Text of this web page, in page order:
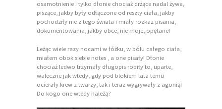
osamotnienie i tylko dłonie chociaż drżące nadal żywe,
piszące, jakby były odłączone od reszty ciała, jakby
pochodziły nie z tego świata i miały rozkaz pisania,
dokumentowania, jakby obce, nie moje, opętane!
Leżąc wiele razy nocami w łóżku, w bólu całego ciała,
miałem obok siebie notes , a one pisały! Dłonie
chociaż ledwo trzymały długopis robiły to, uparte,
waleczne jak wtedy, gdy pod blokiem lata temu
ocierały krew z twarzy, tak i teraz wygrywały z agonią!
Do kogo one wtedy należą?